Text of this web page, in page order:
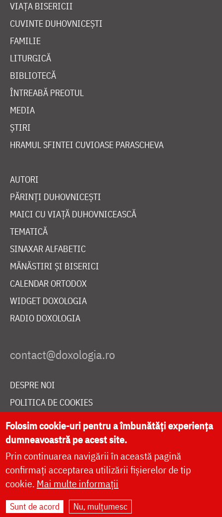
VIAȚA BISERICII
CUVINTE DUHOVNICEȘTI
FAMILIE
LITURGICĂ
BIBLIOTECĂ
ÎNTREABĂ PREOTUL
MEDIA
ȘTIRI
HRAMUL SFINTEI CUVIOASE PARASCHEVA
AUTORI
PĂRINȚI DUHOVNICEȘTI
MAICI CU VIAȚĂ DUHOVNICEASCĂ
TEMATICĂ
SINAXAR ALFABETIC
MĂNĂSTIRI ȘI BISERICI
CALENDAR ORTODOX
WIDGET DOXOLOGIA
RADIO DOXOLOGIA
DESPRE NOI
POLITICA DE COOKIES
DONEAZĂ ONLINE PENTRU CATEDRALA NAȚIONALĂ
LIVE
Site dezvoltat deDOXOLOGIA MEDIA
Folosim cookie-uri pentru a îmbunătăți experiența
dumneavoastră pe acest site.
Prin continuarea navigării în această pagină
confirmați acceptarea utilizării fișierelor de tip
cookie. Mai multe informații
Sunt de acord Nu, mulțumesc